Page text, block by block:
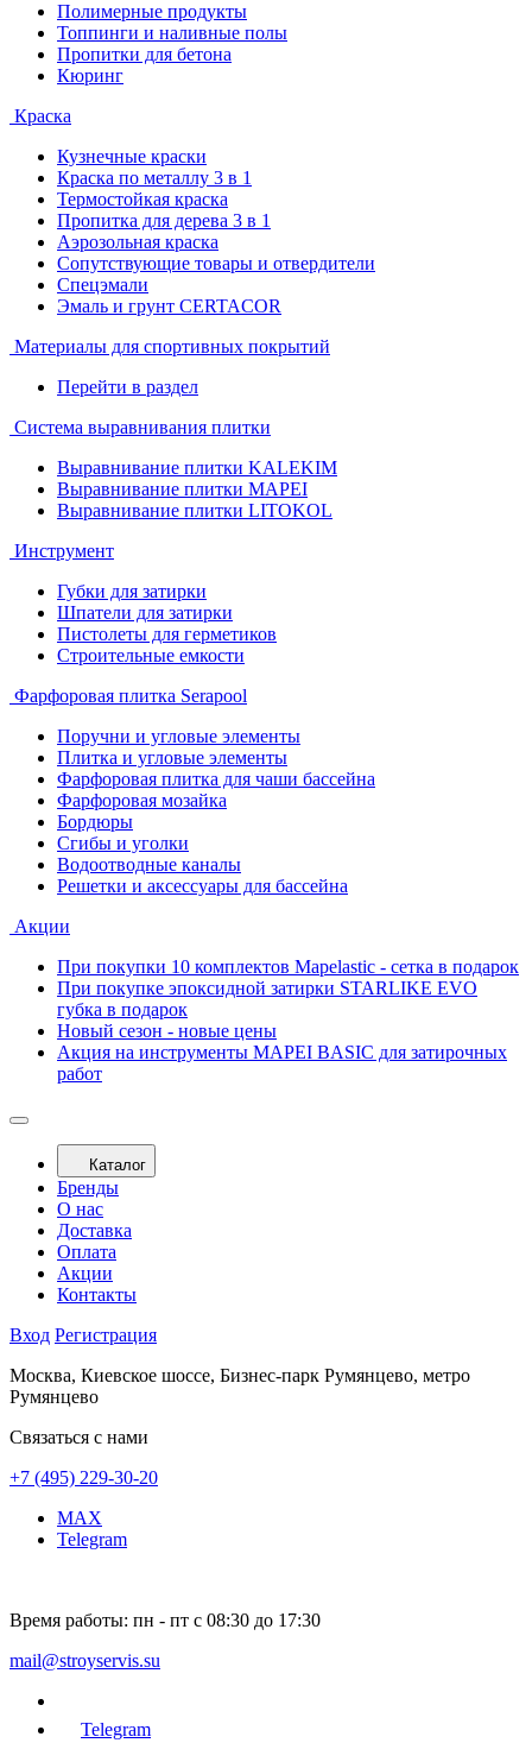
Полимерные продукты
Топпинги и наливные полы
Пропитки для бетона
Кюринг
Краска
Кузнечные краски
Краска по металлу 3 в 1
Термостойкая краска
Пропитка для дерева 3 в 1
Аэрозольная краска
Сопутствующие товары и отвердители
Спецэмали
Эмаль и грунт CERTACOR
Материалы для спортивных покрытий
Перейти в раздел
Система выравнивания плитки
Выравнивание плитки KALEKIM
Выравнивание плитки MAPEI
Выравнивание плитки LITOKOL
Инструмент
Губки для затирки
Шпатели для затирки
Пистолеты для герметиков
Строительные емкости
Фарфоровая плитка Serapool
Поручни и угловые элементы
Плитка и угловые элементы
Фарфоровая плитка для чаши бассейна
Фарфоровая мозайка
Бордюры
Сгибы и уголки
Водоотводные каналы
Решетки и аксессуары для бассейна
Акции
При покупки 10 комплектов Mapelastic - сетка в подарок
При покупке эпоксидной затирки STARLIKE EVO
губка в подарок
Новый сезон - новые цены
Акция на инструменты MAPEI BASIC для затирочных
работ
Каталог
Бренды
О нас
Доставка
Оплата
Акции
Контакты
Вход Регистрация
Москва, Киевское шоссе, Бизнес-парк Румянцево, метро
Румянцево
Связаться с нами
+7 (495) 229-30-20
MAX
Telegram
Время работы: пн - пт с 08:30 до 17:30
mail@stroyservis.su
Telegram